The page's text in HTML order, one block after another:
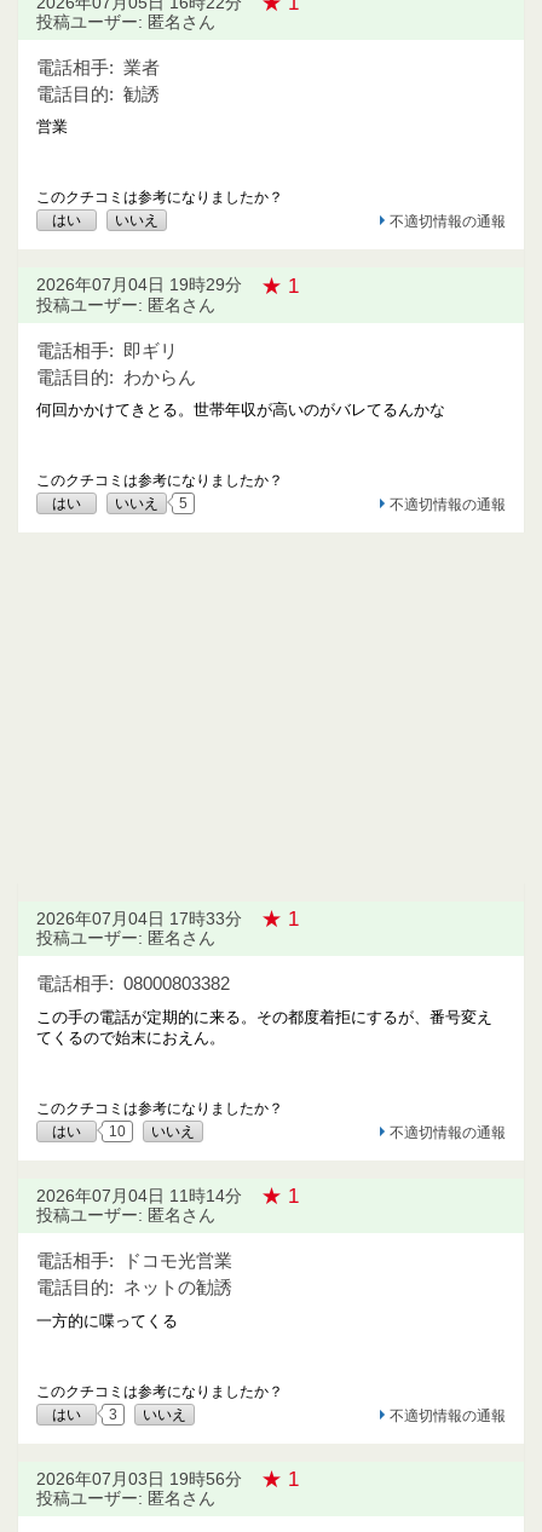
投稿ユーザー: 匿名さん
電話相手: 業者
電話目的: 勧誘
営業
このクチコミは参考になりましたか？
はい
いいえ 不適切情報の通報
2026年07月04日 19時29分 ★ 1
投稿ユーザー: 匿名さん
電話相手: 即ギリ
電話目的: わからん
何回かかけてきとる。世帯年収が高いのがバレてるんかな
このクチコミは参考になりましたか？
はい
いいえ 5 不適切情報の通報
2026年07月04日 17時33分 ★ 1
投稿ユーザー: 匿名さん
電話相手: 08000803382
この手の電話が定期的に来る。その都度着拒にするが、番号変え
てくるので始末におえん。
このクチコミは参考になりましたか？
はい
10 いいえ 不適切情報の通報
2026年07月04日 11時14分 ★ 1
投稿ユーザー: 匿名さん
電話相手:
ドコモ光営業
電話目的: ネットの勧誘
一方的に喋ってくる
このクチコミは参考になりましたか？
はい
3 いいえ 不適切情報の通報
2026年07月03日 19時56分 ★ 1
投稿ユーザー: 匿名さん